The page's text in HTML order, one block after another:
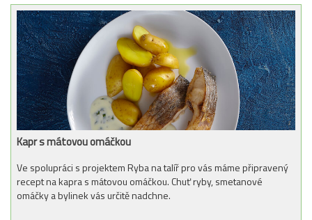
Kapr s mátovou omáčkou
Ve spolupráci s projektem Ryba na talíř pro vás máme připravený
recept na kapra s mátovou omáčkou. Chuť ryby, smetanové
omáčky a bylinek vás určitě nadchne.